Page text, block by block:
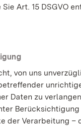
Art. 15 DSGVO
von uns
Daten zu
der Verarbeitung –